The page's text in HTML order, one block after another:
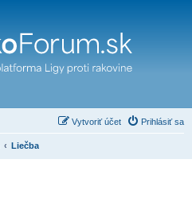
Prihlásiť sa
Vytvoriť účet
Liečba